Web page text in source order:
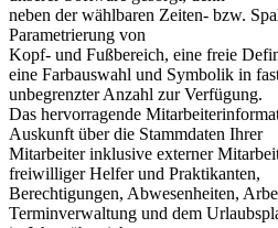
neben der wählbaren Zeiten- bzw.
Parametrierung von
Kopf- und Fußbereich, eine freie
eine Farbauswahl und Symbolik in
unbegrenzter Anzahl zur Verfügung.
Das hervorragende
Auskunft über die Stammdaten Ihrer
Mitarbeiter inklusive externer
freiwilliger Helfer und Praktikanten,
Berechtigungen, Abwesenheiten,
Terminverwaltung und dem